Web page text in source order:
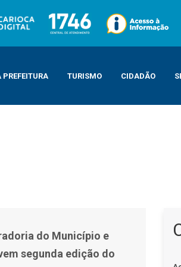
PREFEITURA TURISMO CIDADÃO
Educação promovem segunda edição do projeto
do Município e
segunda edição do